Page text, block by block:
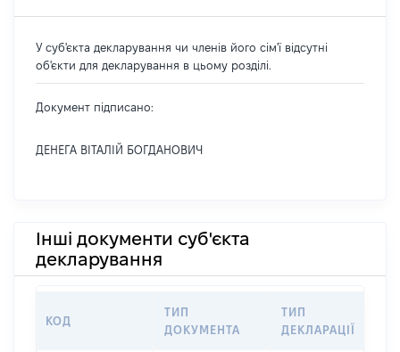
У суб'єкта декларування чи членів його сім'ї відсутні
об'єкти для декларування в цьому розділі.
Документ підписано:
ДЕНЕГА ВІТАЛІЙ БОГДАНОВИЧ
Інші документи суб'єкта
декларування
КОД
ТИП
ДОКУМЕНТА
ТИП
ДЕКЛАРАЦІЇ